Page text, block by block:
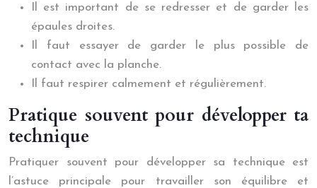
Il est important de se redresser et de garder les
épaules droites.
Il faut essayer de garder le plus possible de
contact avec la planche.
Il faut respirer calmement et régulièrement.
Pratique souvent pour développer ta
technique
Pratiquer souvent pour développer sa technique est
l’astuce principale pour travailler son équilibre et